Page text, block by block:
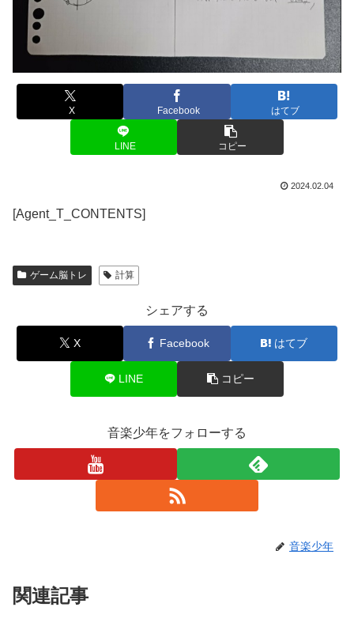
X Facebook はてブ
LINE コピー
2024.02.04
[Agent_T_CONTENTS]
ゲーム脳トレ 計算
シェアする
X Facebook はてブ
LINE コピー
音楽少年をフォローする
音楽少年
関連記事